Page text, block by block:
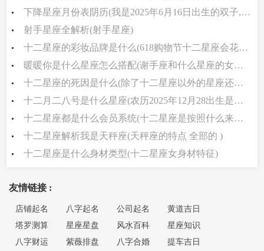
下降星座月份表阴历(我是2025年6月16日出生的双子,想知上升和下降星座)
射手星座全解析(射手星座)
十二星座的彩妆品牌是什么(618购物节十二星座会花最多的钱买什么)
暖暖你是什么星座怎么搭配(谢手座和什么星座的女人最好啊)
十二星座的死因是什么(除了十二星座以外的星座还有哪些 )
十二月二八号是什么星座(农历2025年12月28出生是什么星座)
十二星座都是什么会员系统(十二星座是按照什么来算的 )
十二星座解析我是天秤座(天秤座的特点 全部的 )
十二星座是什么身材类型(十二星座女身材特征)
友情链接 :
店铺起名 八字起名 公司起名
黄道吉日
塔罗测算
星座星盘 风水百科
星座知识
八字财运
紫薇排盘 八字合婚 提车吉日